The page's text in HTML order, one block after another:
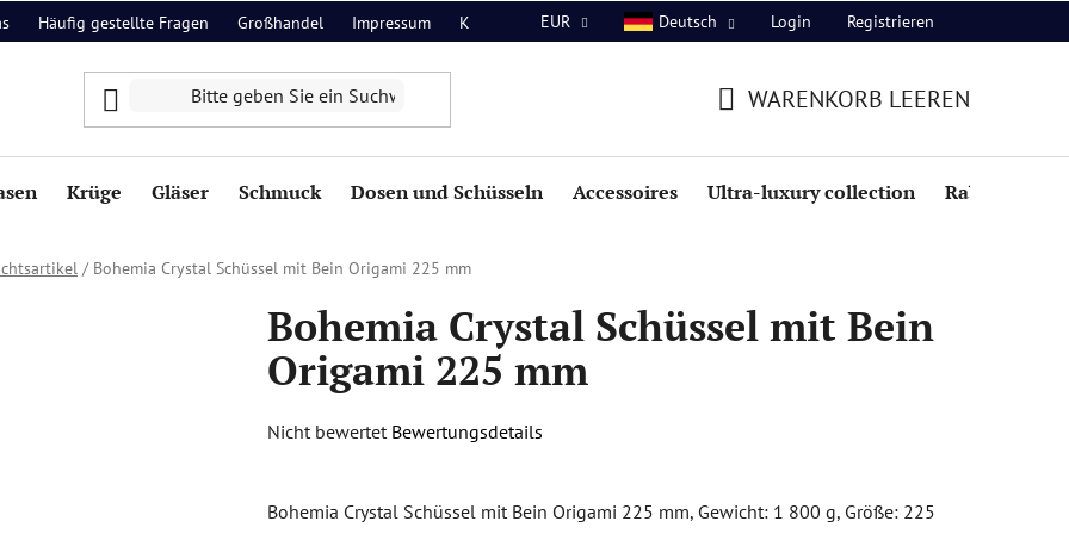
Häufig gestellte Fragen Großhandel Impressum Kontakt EUR Deutsch Login Registrieren
WARENKORB LEEREN
Krüge Gläser Schmuck Dosen und Schüsseln Accessoires Ultra-luxury collection Rabatte
/ Bohemia Crystal Schüssel mit Bein Origami 225 mm
Bohemia Crystal Schüssel mit Bein
Origami 225 mm
Die
ist
Nicht bewertet Bewertungsdetails
Bohemia Crystal Schüssel mit Bein Origami 225 mm, Gewicht: 1 800 g, Größe: 225